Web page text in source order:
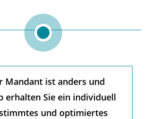
Mandant ist anders und
erhalten Sie ein individuell
und optimiertes